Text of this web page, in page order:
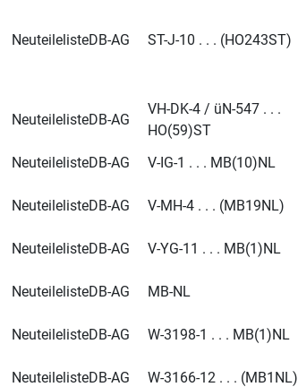
NeuteilelisteDB-AG ST-J-10 . . . (HO243ST)
NeuteilelisteDB-AG
VH-DK-4 / üN-547 . . .
HO(59)ST
NeuteilelisteDB-AG V-IG-1 . . . MB(10)NL
NeuteilelisteDB-AG V-MH-4 . . . (MB19NL)
NeuteilelisteDB-AG V-YG-11 . . . MB(1)NL
NeuteilelisteDB-AG MB-NL
NeuteilelisteDB-AG W-3198-1 . . . MB(1)NL
NeuteilelisteDB-AG W-3166-12 . . . (MB1NL)